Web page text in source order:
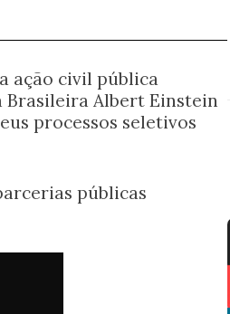
ação civil pública
Brasileira Albert Einstein
processos seletivos
públicas